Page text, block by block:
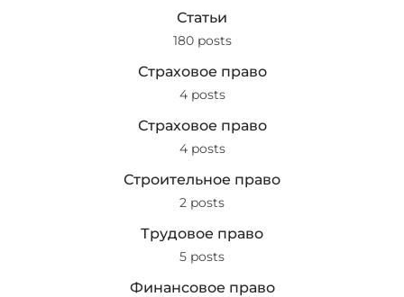
Статьи
180 posts
Страховое право
4 posts
Страховое право
4 posts
Строительное право
2 posts
Трудовое право
5 posts
Финансовое право